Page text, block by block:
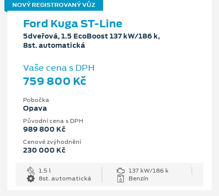
NOVÝ REGISTROVANÝ VŮZ
Ford Kuga ST-Line
5dveřová, 1.5 EcoBoost 137 kW/186 k,
8st. automatická
Vaše cena s DPH
759 800 Kč
Pobočka
Opava
Původní cena s DPH
989 800 Kč
Cenové zvýhodnění
230 000 Kč
1.5 l
137 kW/186 k
8st. automatická
Benzín